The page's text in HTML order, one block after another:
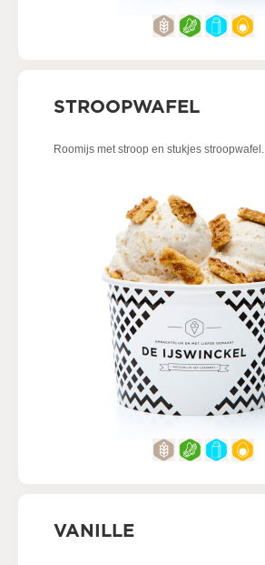
STROOPWAFEL
Roomijs met stroop en stukjes stroopwafel.
VANILLE